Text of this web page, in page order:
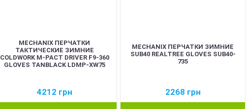
MECHANIX ПЕРЧАТКИ
ТАКТИЧЕСКИЕ ЗИМНИЕ
COLDWORK M-PACT DRIVER F9-360
GLOVES TANBLACK LDMP-XW75
4212 грн
MECHANIX ПЕРЧАТКИ ЗИМНИЕ
SUB40 REALTREE GLOVES SUB40-
735
2268 грн